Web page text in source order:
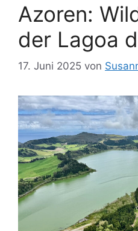
Azoren:
der Lagoa
17. Juni 2025 von